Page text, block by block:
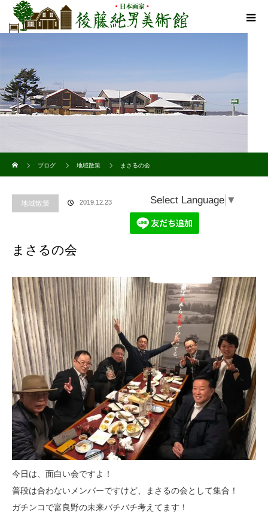
ブログ
地域散策 まさるの会
地域散策 2019.12.23 Select Language ▼
まさるの会
今日は、面白い会ですよ！
普段は合わないメンバーですけど、まさるの会として集合！
ガチンコで富良野の未来バチバチ考えてます！